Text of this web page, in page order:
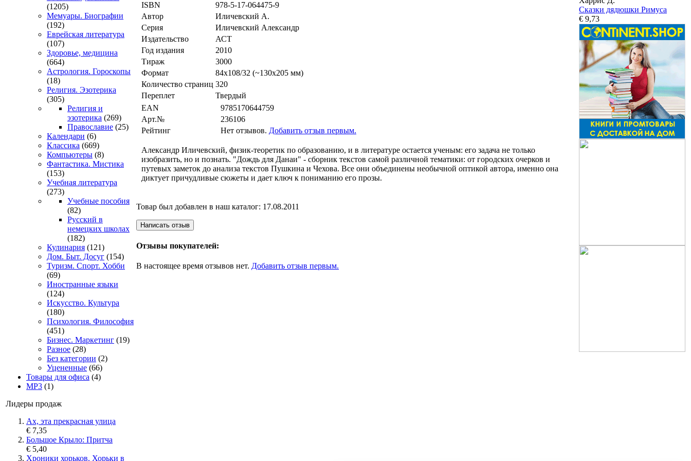
(1205)
Мемуары. Биографии
(192)
Еврейская литература
(107)
Здоровье, медицина
(664)
Астрология. Гороскопы
(18)
Религия. Эзотерика
(305)
Религия и
эзотерика (269)
Православие (25)
Календари (6)
Классика (669)
Компьютеры (8)
Фантастика. Мистика
(153)
Учебная литература
(273)
Учебные пособия
(82)
Русский в
немецких школах
(182)
Кулинария (121)
Дом. Быт. Досуг (154)
Туризм. Спорт. Хобби
(69)
Иностранные языки
(124)
Искусство. Культура
(180)
Психология. Философия
(451)
Бизнес. Маркетинг (19)
Разное (28)
Без категории (2)
Уцененные (66)
Товары для офиса (4)
MP3 (1)
Лидеры продаж
Ах, эта прекрасная улица
€ 7,35
Большое Крыло: Притча
€ 5,40
Хроники хорьков. Хорьки в
ISBN
978-5-17-064475-9
Автор
Иличевский А.
Серия
Иличевский Александр
Издательство
АСТ
Год издания
2010
Тираж
3000
Формат
84x108/32 (~130х205 мм)
Количество страниц 320
Переплет
Твердый
EAN
9785170644759
Арт.№
236106
Рейтинг
Нет отзывов. Добавить отзыв первым.
Александр Иличевский, физик-теоретик по образованию, и в литературе остается ученым: его задача не только
изобразить, но и познать. "Дождь для Данаи" - сборник текстов самой различной тематики: от городских очерков и
путевых заметок до анализа текстов Пушкина и Чехова. Все они объединены необычной оптикой автора, именно она
диктует причудливые сюжеты и дает ключ к пониманию его прозы.
Товар был добавлен в наш каталог: 17.08.2011
Отзывы покупателей:
В настоящее время отзывов нет. Добавить отзыв первым.
Сказки дядюшки Римуса
€ 9,73